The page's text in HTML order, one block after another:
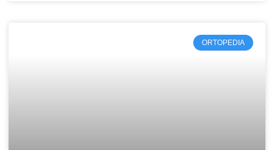
ORTOPEDIA